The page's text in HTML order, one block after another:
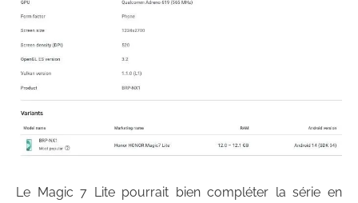
Le Magic 7 Lite pourrait bien compléter la série en